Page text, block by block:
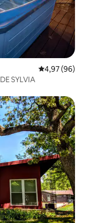
Évaluation
4,97 (96)
SYLVIA